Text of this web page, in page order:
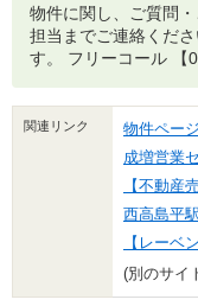
物件に関し、ご質問
担当までご連絡くだ
す。 フリーコール 【
関連リンク
物件ペー
成増営業
【不動産
西高島平
【レーベ
(別のサイ